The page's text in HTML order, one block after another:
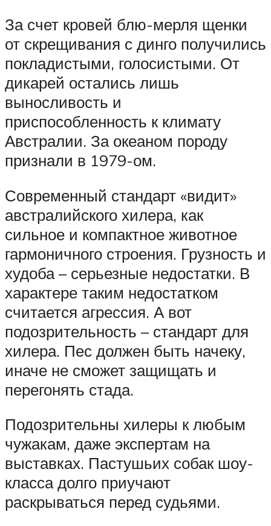
За счет кровей блю-мерля щенки
от скрещивания с динго получились
покладистыми, голосистыми. От
дикарей остались лишь
выносливость и
приспособленность к климату
Австралии. За океаном породу
признали в 1979-ом.
Современный стандарт «видит»
австралийского хилера, как
сильное и компактное животное
гармоничного строения. Грузность и
худоба – серьезные недостатки. В
характере таким недостатком
считается агрессия. А вот
подозрительность – стандарт для
хилера. Пес должен быть начеку,
иначе не сможет защищать и
перегонять стада.
Подозрительны хилеры к любым
чужакам, даже экспертам на
выставках. Пастушьих собак шоу-
класса долго приучают
раскрываться перед судьями.